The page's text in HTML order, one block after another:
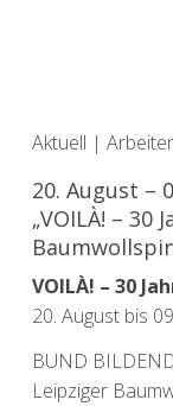
Aktuell |
20. August –
„VOILÀ! – 30
VOILÀ! – 30
20. August bis
BUND
Leipziger